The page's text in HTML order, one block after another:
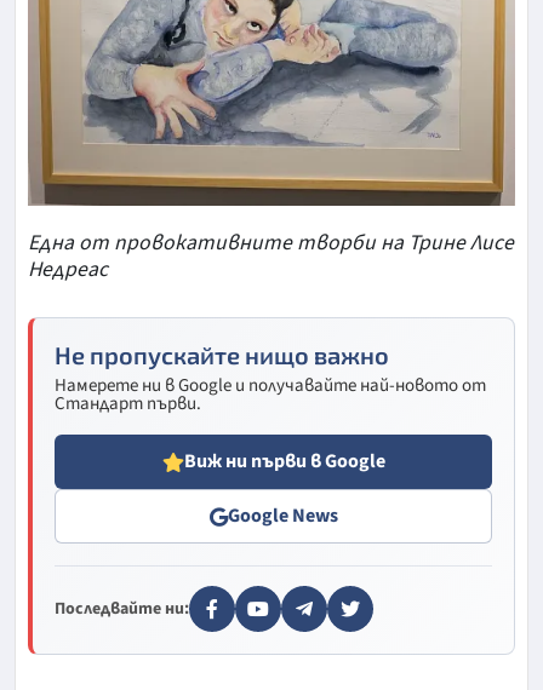
Една от провокативните творби на Трине Лисе
Недреас
Не пропускайте нищо важно
Намерете ни в Google и получавайте най-новото от
Стандарт първи.
Виж ни първи в Google
Google News
Последвайте ни: